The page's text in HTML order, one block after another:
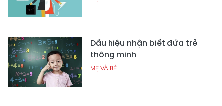
Dấu hiệu nhận biết đứa trẻ
thông minh
MẸ VÀ BÉ